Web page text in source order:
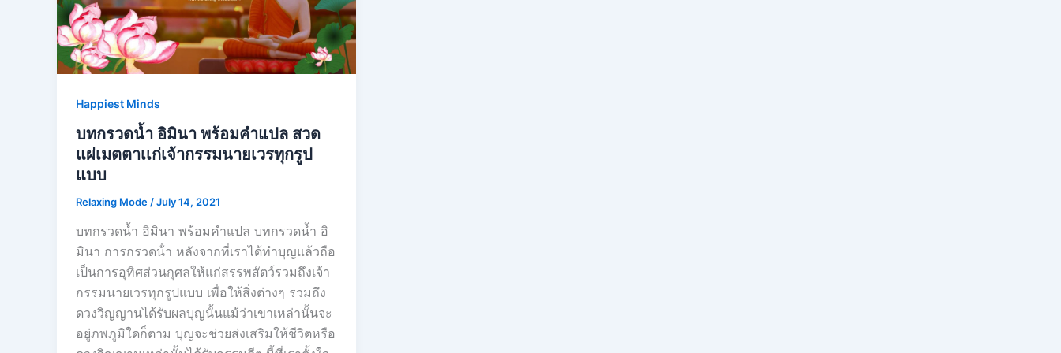
Happiest Minds
บทกรวดน้ำ อิมินา พร้อมคำแปล สวด
แผ่เมตตาเเก่เจ้ากรรมนายเวรทุกรูป
แบบ
Relaxing Mode /July 14, 2021
บทกรวดน้ำ อิมินา พร้อมคำแปล บทกรวดน้ำ อิ
มินา การกรวดน้ํา หลังจากที่เราได้ทำบุญแล้วถือ
เป็นการอุทิศส่วนกุศลให้แก่สรรพสัตว์รวมถึงเจ้า
กรรมนายเวรทุกรูปแบบ เพื่อให้สิ่งต่างๆ รวมถึง
ดวงวิญญานได้รับผลบุญนั้นแม้ว่าเขาเหล่านั้นจะ
อยู่ภพภูมิใดก็ตาม บุญจะช่วยส่งเสริมให้ชีวิตหรือ